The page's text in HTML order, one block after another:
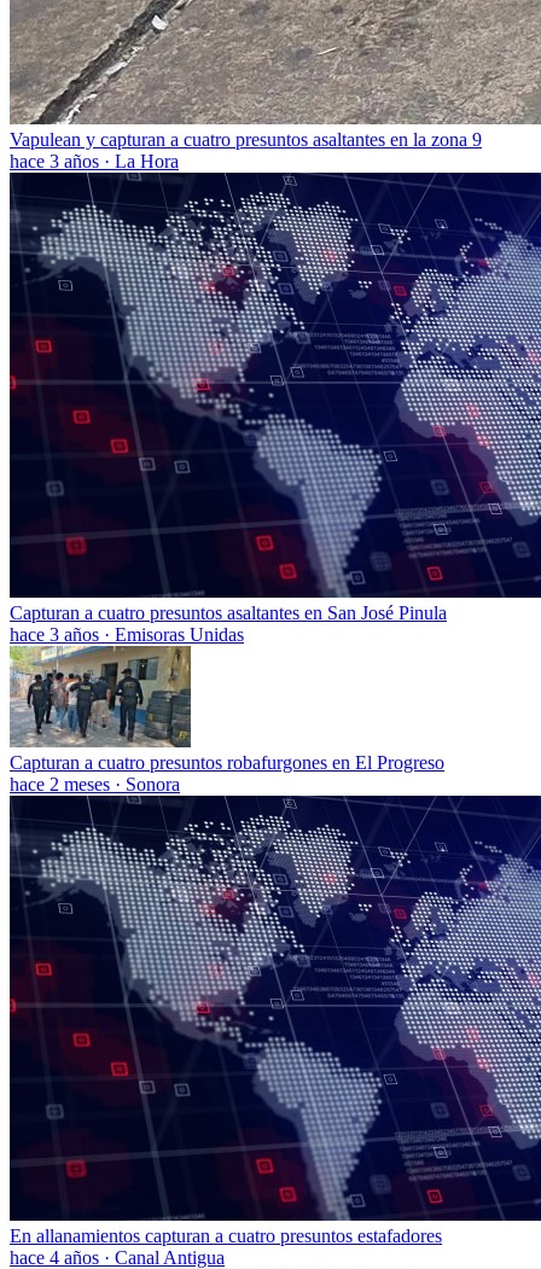
Vapulean y capturan a cuatro presuntos asaltantes en la zona 9
hace 3 años · La Hora
Capturan a cuatro presuntos asaltantes en San José Pinula
hace 3 años · Emisoras Unidas
Capturan a cuatro presuntos robafurgones en El Progreso
hace 2 meses · Sonora
En allanamientos capturan a cuatro presuntos estafadores
hace 4 años · Canal Antigua